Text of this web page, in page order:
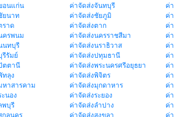
อนแก่น ค่าจัดส่งจันทบุรี
ค่
ยนาท ค่าจัดส่งชัยภูมิ
ค่
ราด ค่าจัดส่งตาก
ค่
ครพนม ค่าจัดส่งนครราชสีมา
ค่
นทบุรี ค่าจัดส่งนราธิวาส
ค่
รีรัมย์ ค่าจัดส่งปทุมธานี
ค่
ตตานี ค่าจัดส่งพระนครศรีอยุธยา
ค่
ทลุง ค่าจัดส่งพิจิตร
ค่
หาสารคาม ค่าจัดส่งมุกดาหาร
ค่
นอง ค่าจัดส่งระยอง
ค่
พบุรี ค่าจัดส่งลำปาง
ค่
กลนคร ค่าจัดส่งสงขลา ค่